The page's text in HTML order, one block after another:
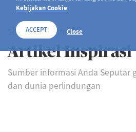
Kebijakan Cookie
ACCEPT Close
SELAMAT DATANG DI
Artikel Inspirasi
Sumber informasi Anda Seputar
dan dunia perlindungan